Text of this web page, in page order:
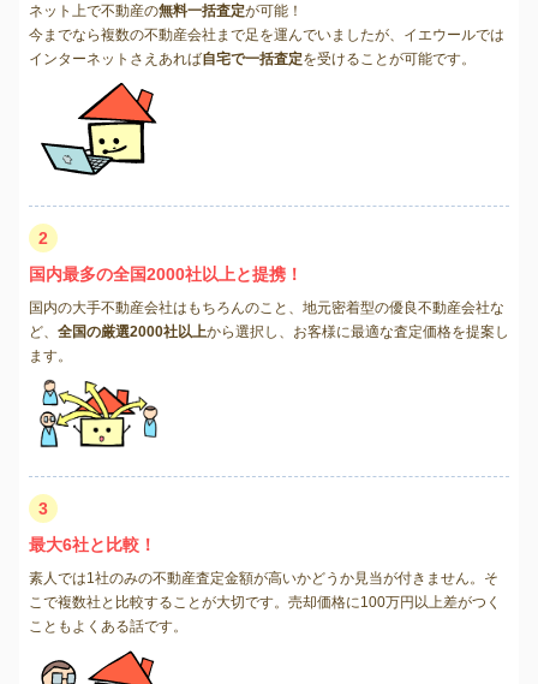
ネット上で不動産の無料一括査定が可能！
今までなら複数の不動産会社まで足を運んでいましたが、イエウールでは
インターネットさえあれば自宅で一括査定を受けることが可能です。
2
国内最多の全国2000社以上と提携！
国内の大手不動産会社はもちろんのこと、地元密着型の優良不動産会社な
ど、 全国の厳選2000社以上から選択し、お客様に最適な査定価格を提案し
ます。
3
最大6社と比較！
素人では1社のみの不動産査定金額が高いかどうか見当が付きません。そ
こで複数社と比較することが大切です。売却価格に100万円以上差がつく
こともよくある話です。